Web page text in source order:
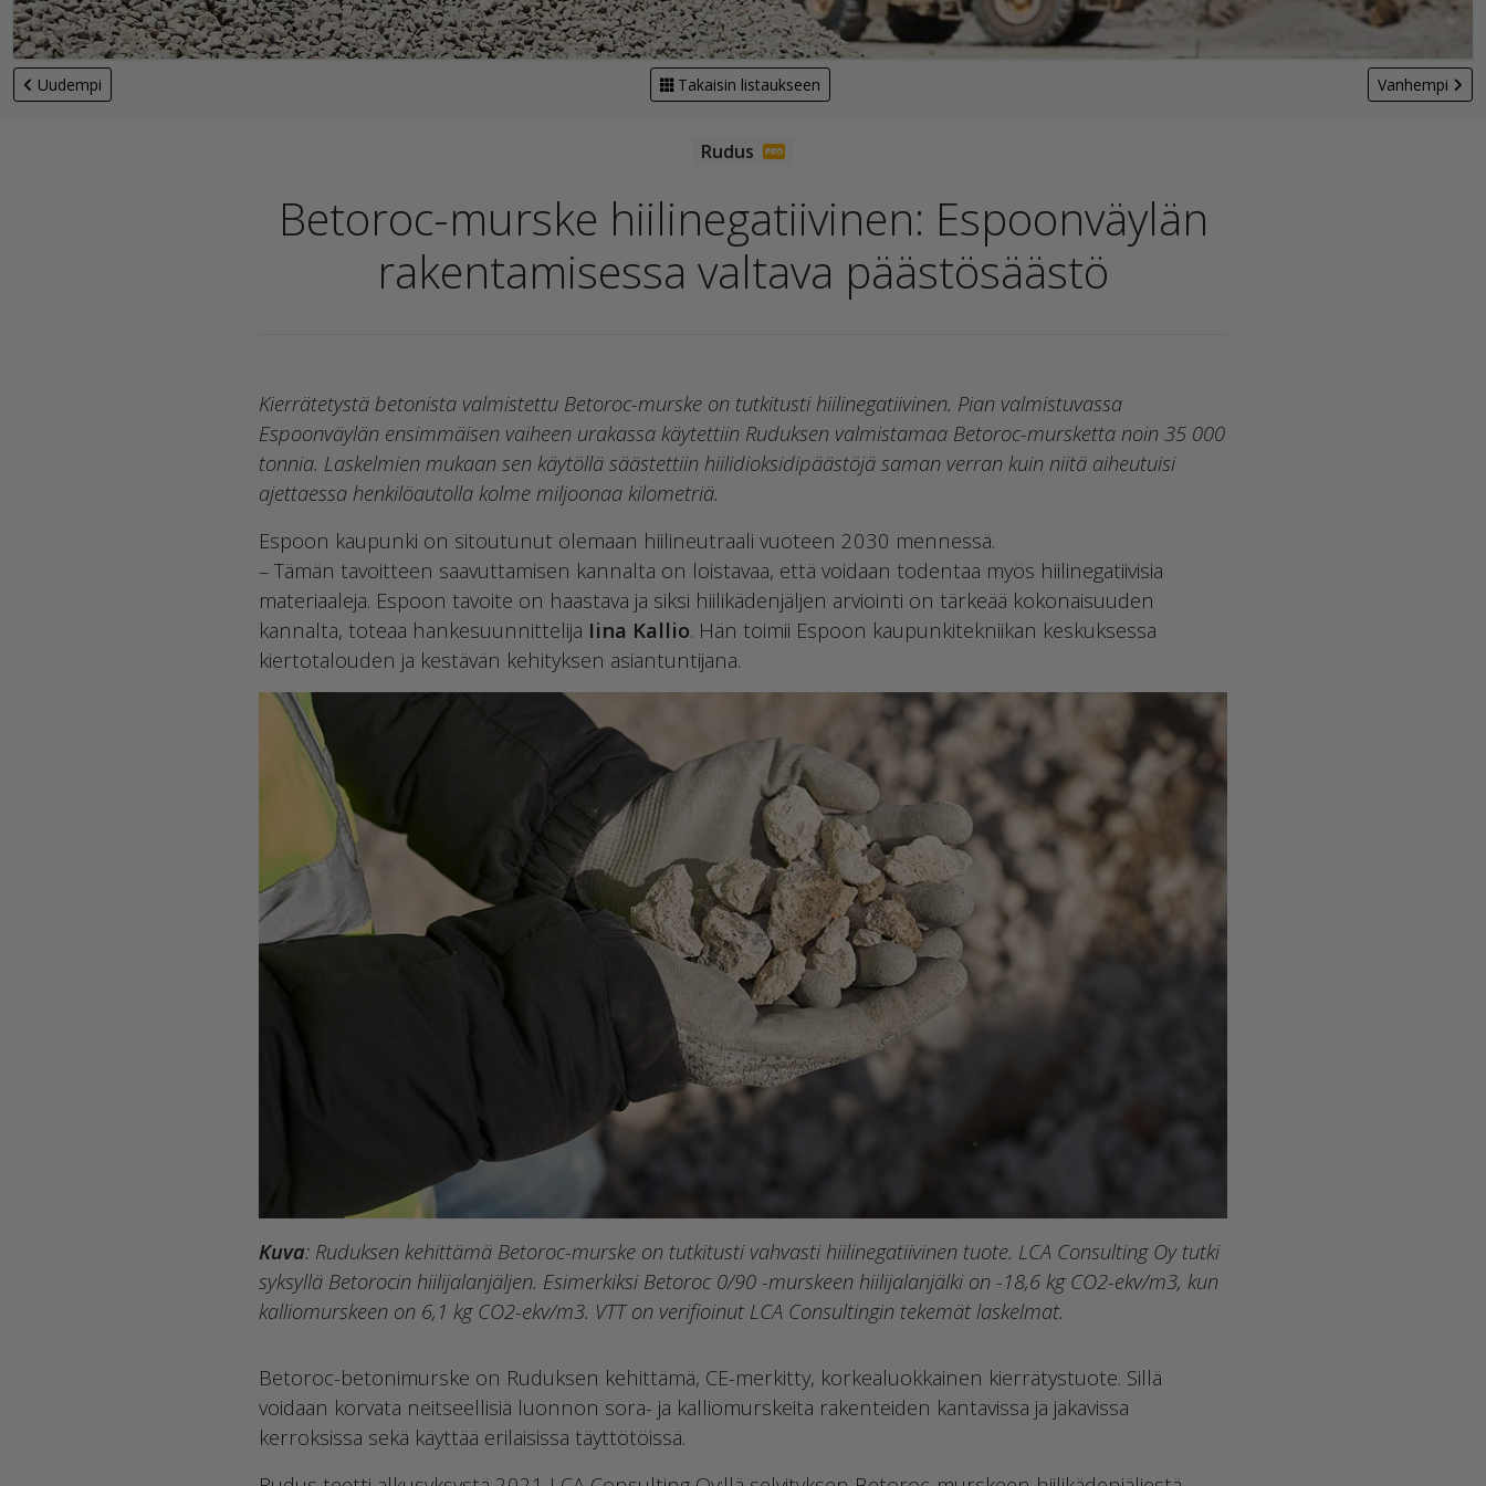
Uudempi Takaisin listaukseen Vanhempi
Betoroc-murske hiilinegatiivinen: Espoonväylän
rakentamisessa valtava päästösäästö
Kierrätetystä betonista valmistettu Betoroc-murske on tutkitusti hiilinegatiivinen. Pian valmistuvassa
Espoonväylän ensimmäisen vaiheen urakassa käytettiin Ruduksen valmistamaa Betoroc-mursketta noin 35 000
tonnia. Laskelmien mukaan sen käytöllä säästettiin hiilidioksidipäästöjä saman verran kuin niitä aiheutuisi
ajettaessa henkilöautolla kolme miljoonaa kilometriä.
Espoon kaupunki on sitoutunut olemaan hiilineutraali vuoteen 2030 mennessä.
– Tämän tavoitteen saavuttamisen kannalta on loistavaa, että voidaan todentaa myös hiilinegatiivisia
materiaaleja. Espoon tavoite on haastava ja siksi hiilikädenjäljen arviointi on tärkeää kokonaisuuden
kannalta, toteaa hankesuunnittelija Iina Kallio. Hän toimii Espoon kaupunkitekniikan keskuksessa
kiertotalouden ja kestävän kehityksen asiantuntijana.
Kuva: Ruduksen kehittämä Betoroc-murske on tutkitusti vahvasti hiilinegatiivinen tuote. LCA Consulting Oy tutki
syksyllä Betorocin hiilijalanjäljen. Esimerkiksi Betoroc 0/90 -murskeen hiilijalanjälki on -18,6 kg CO2-ekv/m3, kun
kalliomurskeen on 6,1 kg CO2-ekv/m3. VTT on verifioinut LCA Consultingin tekemät laskelmat.
Betoroc-betonimurske on Ruduksen kehittämä, CE-merkitty, korkealuokkainen kierrätystuote. Sillä
voidaan korvata neitseellisiä luonnon sora- ja kalliomurskeita rakenteiden kantavissa ja jakavissa
kerroksissa sekä käyttää erilaisissa täyttötöissä.